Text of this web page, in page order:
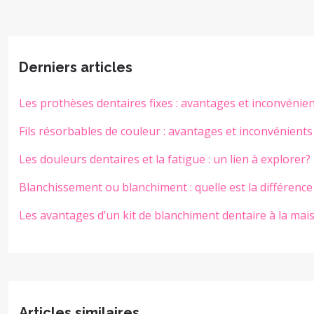
Derniers articles
Les prothèses dentaires fixes : avantages et
Fils résorbables de couleur : avantages et inconvénients
Les douleurs dentaires et la fatigue : un lien à explorer?
Blanchissement ou blanchiment : quelle est la différence
Les avantages d’un kit de blanchiment dentaire à la